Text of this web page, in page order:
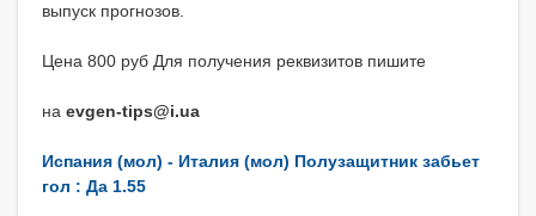
выпуск прогнозов.
Цена 800 руб Для получения реквизитов пишите
на evgen-tips@i.ua
Испания (мол) - Италия (мол) Полузащитник забьет
гол : Да 1.55